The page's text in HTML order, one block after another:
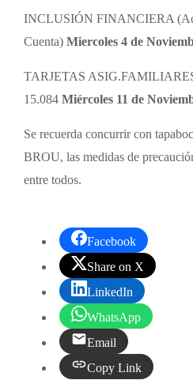
INCLUSIÓN FINANCIERA
Cuenta) Miercoles 4 de
TARJETAS
15.084 Miércoles 11 de
Se recuerda concurrir con
BROU, las medidas de
entre todos.
Facebook
Share on X
LinkedIn
WhatsApp
Email
Copy Link